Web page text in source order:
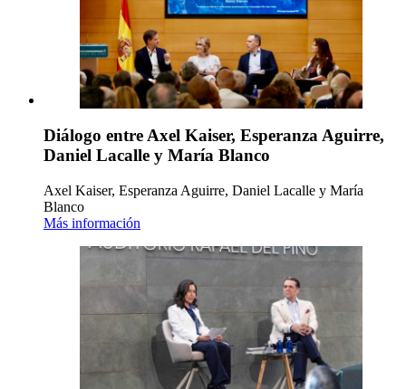
Diálogo entre Axel Kaiser, Esperanza Aguirre,
Daniel Lacalle y María Blanco
Axel Kaiser, Esperanza Aguirre, Daniel Lacalle y María
Blanco
Más información